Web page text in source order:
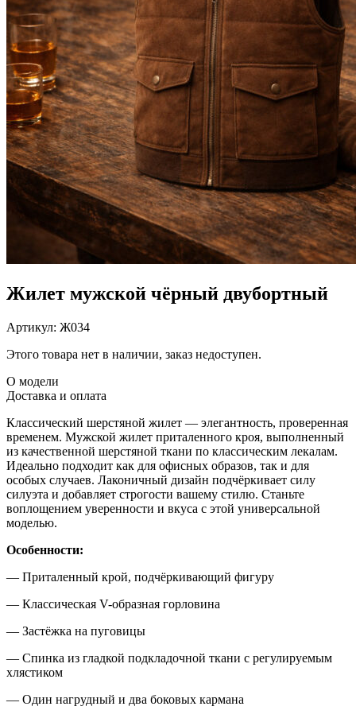
Жилет мужской чёрный двубортный
Артикул: Ж034
Этого товара нет в наличии, заказ недоступен.
О модели
Доставка и оплата
Классический шерстяной жилет — элегантность, проверенная
временем. Мужской жилет приталенного кроя, выполненный
из качественной шерстяной ткани по классическим лекалам.
Идеально подходит как для офисных образов, так и для
особых случаев. Лаконичный дизайн подчёркивает силу
силуэта и добавляет строгости вашему стилю. Станьте
воплощением уверенности и вкуса с этой универсальной
моделью.
Особенности:
— Приталенный крой, подчёркивающий фигуру
— Классическая V-образная горловина
— Застёжка на пуговицы
— Спинка из гладкой подкладочной ткани с регулируемым
хлястиком
— Один нагрудный и два боковых кармана